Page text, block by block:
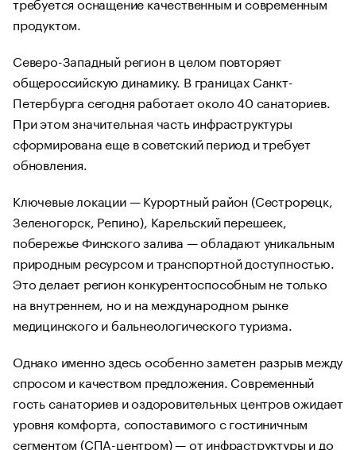
продуктом.
Северо-Западный регион в целом повторяет
общероссийскую динамику. В границах Санкт-
Петербурга сегодня работает около 40 санаториев.
При этом значительная часть инфраструктуры
сформирована еще в советский период и требует
обновления.
Ключевые локации — Курортный район (Сестрорецк,
Зеленогорск, Репино), Карельский перешеек,
побережье Финского залива — обладают уникальным
природным ресурсом и транспортной доступностью.
Это делает регион конкурентоспособным не только
на внутреннем, но и на международном рынке
медицинского и бальнеологического туризма.
Однако именно здесь особенно заметен разрыв между
спросом и качеством предложения. Современный
гость санаториев и оздоровительных центров ожидает
уровня комфорта, сопоставимого с гостиничным
сегментом (СПА-центром) — от инфраструктуры и до